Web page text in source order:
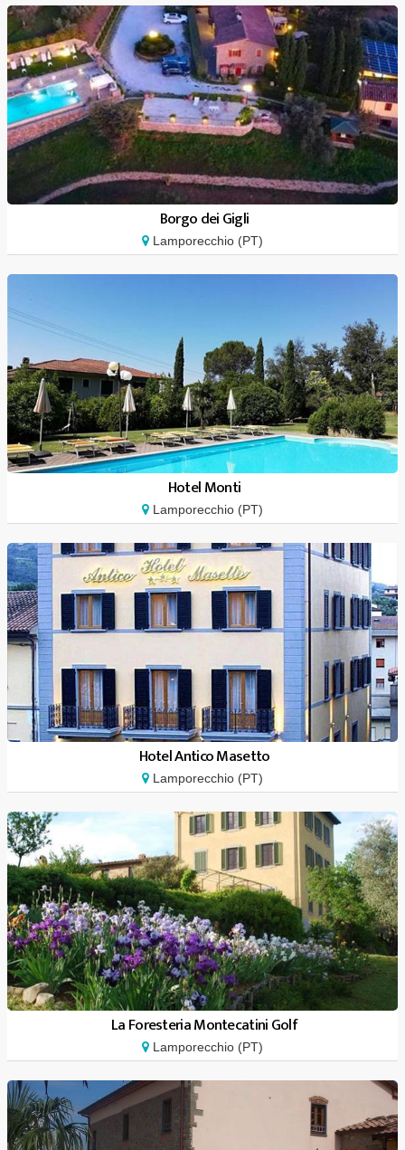
Borgo dei Gigli
Lamporecchio (PT)
Hotel Monti
Lamporecchio (PT)
Hotel Antico Masetto
Lamporecchio (PT)
La Foresteria Montecatini Golf
Lamporecchio (PT)